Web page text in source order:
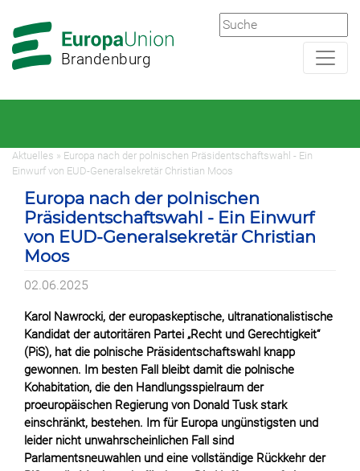
Hauptnavigation
Hauptbereich
Brandenburg
Aktuelles » Europa nach der polnischen Präsidentschaftswahl - Ein
Einwurf von EUD-Generalsekretär Christian Moos
Europa nach der polnischen
Präsidentschaftswahl - Ein Einwurf
von EUD-Generalsekretär Christian
Moos
02.06.2025
Karol Nawrocki, der europaskeptische, ultranationalistische
Kandidat der autoritären Partei „Recht und Gerechtigkeit“
(PiS), hat die polnische Präsidentschaftswahl knapp
gewonnen. Im besten Fall bleibt damit die polnische
Kohabitation, die den Handlungsspielraum der
proeuropäischen Regierung von Donald Tusk stark
einschränkt, bestehen. Im für Europa ungünstigsten und
leider nicht unwahrscheinlichen Fall sind
Parlamentsneuwahlen und eine vollständige Rückkehr der